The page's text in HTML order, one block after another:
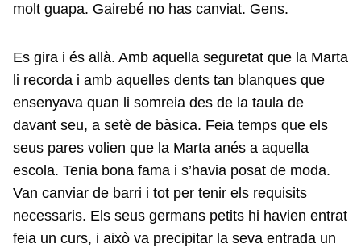
molt guapa. Gairebé no has canviat. Gens.
Es gira i és allà. Amb aquella seguretat que la Marta
li recorda i amb aquelles dents tan blanques que
ensenyava quan li somreia des de la taula de
davant seu, a setè de bàsica. Feia temps que els
seus pares volien que la Marta anés a aquella
escola. Tenia bona fama i s’havia posat de moda.
Van canviar de barri i tot per tenir els requisits
necessaris. Els seus germans petits hi havien entrat
feia un curs, i això va precipitar la seva entrada un